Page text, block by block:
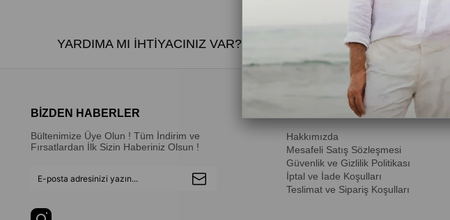
YARDIMA MI İHTİYACINIZ VAR? Bize Ulaşın0532 575 79 60
BİZDEN HABERLER
Bültenimize Üye Olun ! Tüm İndirim ve
Fırsatlardan İlk Sizin Haberiniz Olsun !
Hakkımızda
Mesafeli Satış Sözleşmesi
Güvenlik ve Gizlilik Politikası
İptal ve İade Koşulları
Teslimat ve Sipariş Koşulları